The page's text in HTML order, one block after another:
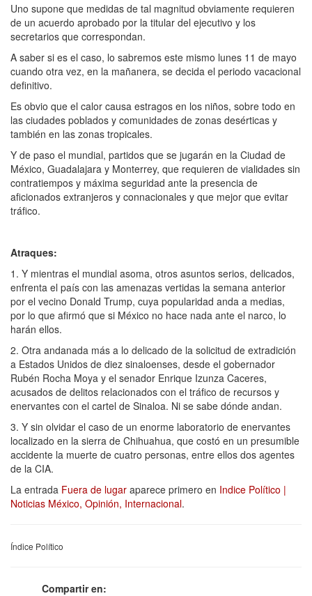
Uno supone que medidas de tal magnitud obviamente requieren
de un acuerdo aprobado por la titular del ejecutivo y los
secretarios que correspondan.
A saber si es el caso, lo sabremos este mismo lunes 11 de mayo
cuando otra vez, en la mañanera, se decida el periodo vacacional
definitivo.
Es obvio que el calor causa estragos en los niños, sobre todo en
las ciudades poblados y comunidades de zonas desérticas y
también en las zonas tropicales.
Y de paso el mundial, partidos que se jugarán en la Ciudad de
México, Guadalajara y Monterrey, que requieren de vialidades sin
contratiempos y máxima seguridad ante la presencia de
aficionados extranjeros y connacionales y que mejor que evitar
tráfico.
Atraques:
1. Y mientras el mundial asoma, otros asuntos serios, delicados,
enfrenta el país con las amenazas vertidas la semana anterior
por el vecino Donald Trump, cuya popularidad anda a medias,
por lo que afirmó que si México no hace nada ante el narco, lo
harán ellos.
2. Otra andanada más a lo delicado de la solicitud de extradición
a Estados Unidos de diez sinaloenses, desde el gobernador
Rubén Rocha Moya y el senador Enrique Izunza Caceres,
acusados de delitos relacionados con el tráfico de recursos y
enervantes con el cartel de Sinaloa. Ni se sabe dónde andan.
3. Y sin olvidar el caso de un enorme laboratorio de enervantes
localizado en la sierra de Chihuahua, que costó en un presumible
accidente la muerte de cuatro personas, entre ellos dos agentes
de la CIA.
La entrada Fuera de lugar aparece primero en Indice Político |
Noticias México, Opinión, Internacional.
Índice Político
Compartir en: